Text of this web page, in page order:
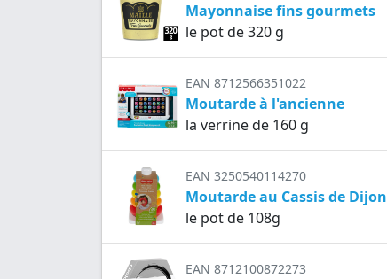
Mayonnaise fins gourmets
le pot de 320 g
EAN 8712566351022
Moutarde à l'ancienne
la verrine de 160 g
EAN 3250540114270
Moutarde au Cassis de Dijon
le pot de 108g
EAN 8712100872273